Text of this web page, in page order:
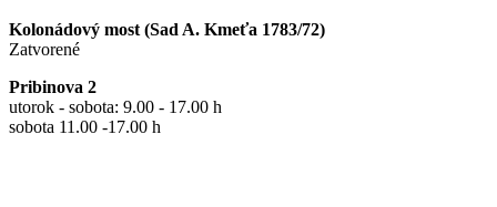
Kolonádový most (Sad A. Kmeťa 1783/72)
Zatvorené
Pribinova 2
utorok - sobota: 9.00 - 17.00 h
sobota 11.00 -17.00 h